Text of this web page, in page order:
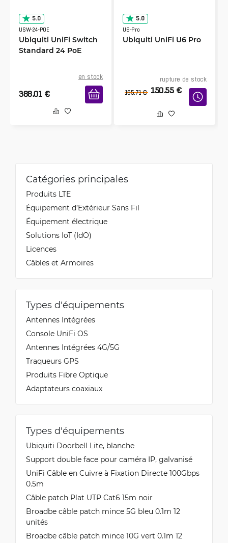
5.0
USW-24-POE
Ubiquiti UniFi Switch
Standard 24 PoE
en stock
388.01 €
5.0
U6-Pro
Ubiquiti UniFi U6 Pro
rupture de stock
165.71 € 150.55 €
Catégories principales
Produits LTE
Équipement d’Extérieur Sans Fil
Équipement électrique
Solutions IoT (IdO)
Licences
Câbles et Armoires
Types d'équipements
Antennes Intégrées
Console UniFi OS
Antennes Intégrées 4G/5G
Traqueurs GPS
Produits Fibre Optique
Adaptateurs coaxiaux
Types d'équipements
Ubiquiti Doorbell Lite, blanche
Support double face pour caméra IP, galvanisé
UniFi Câble en Cuivre à Fixation Directe 100Gbps
0.5m
Câble patch Plat UTP Cat6 15m noir
Broadbe câble patch mince 5G bleu 0.1m 12
unités
Broadbe câble patch mince 10G vert 0.1m 12